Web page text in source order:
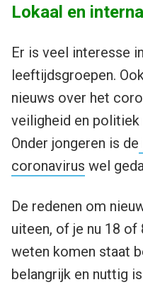
Lokaal en
Er is veel interesse
leeftijdsgroepen.
nieuws over het
veiligheid en politiek
Onder jongeren is de
coronavirus wel
De redenen om
uiteen, of je nu 18 of
weten komen staat
belangrijk en nuttig